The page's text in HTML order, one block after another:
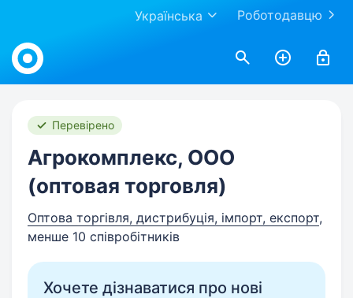
Роботодавцю
Українська
Work.ua
Перевірено
Агрокомплекс, ООО
(оптовая торговля)
Оптова торгівля, дистрибуція, імпорт, експорт,
менше 10 співробітників
Хочете дізнаватися про нові